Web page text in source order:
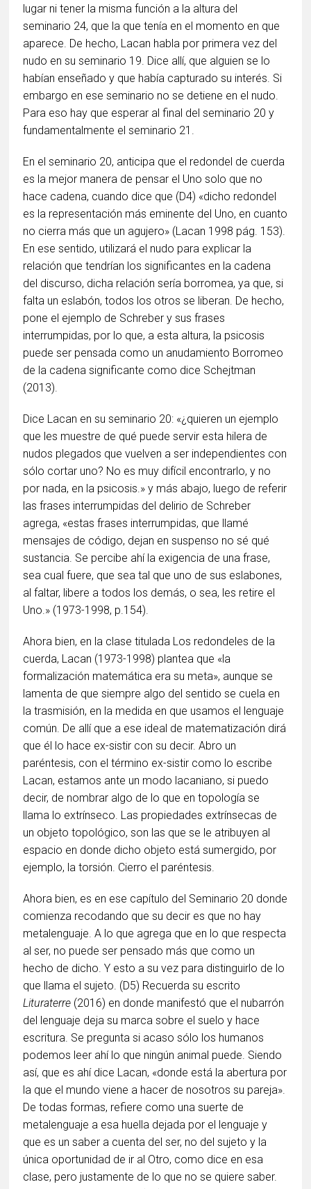
lugar ni tener la misma función a la altura del
seminario 24, que la que tenía en el momento en que
aparece. De hecho, Lacan habla por primera vez del
nudo en su seminario 19. Dice allí, que alguien se lo
habían enseñado y que había capturado su interés. Si
embargo en ese seminario no se detiene en el nudo.
Para eso hay que esperar al final del seminario 20 y
fundamentalmente el seminario 21.
En el seminario 20, anticipa que el redondel de cuerda
es la mejor manera de pensar el Uno solo que no
hace cadena, cuando dice que (D4) «dicho redondel
es la representación más eminente del Uno, en cuanto
no cierra más que un agujero» (Lacan 1998 pág. 153).
En ese sentido, utilizará el nudo para explicar la
relación que tendrían los significantes en la cadena
del discurso, dicha relación sería borromea, ya que, si
falta un eslabón, todos los otros se liberan. De hecho,
pone el ejemplo de Schreber y sus frases
interrumpidas, por lo que, a esta altura, la psicosis
puede ser pensada como un anudamiento Borromeo
de la cadena significante como dice Schejtman
(2013).
Dice Lacan en su seminario 20: «¿quieren un ejemplo
que les muestre de qué puede servir esta hilera de
nudos plegados que vuelven a ser independientes con
sólo cortar uno? No es muy difícil encontrarlo, y no
por nada, en la psicosis.» y más abajo, luego de referir
las frases interrumpidas del delirio de Schreber
agrega, «estas frases interrumpidas, que llamé
mensajes de código, dejan en suspenso no sé qué
sustancia. Se percibe ahí la exigencia de una frase,
sea cual fuere, que sea tal que uno de sus eslabones,
al faltar, libere a todos los demás, o sea, les retire el
Uno.» (1973-1998, p.154).
Ahora bien, en la clase titulada Los redondeles de la
cuerda, Lacan (1973-1998) plantea que «la
formalización matemática era su meta», aunque se
lamenta de que siempre algo del sentido se cuela en
la trasmisión, en la medida en que usamos el lenguaje
común. De allí que a ese ideal de matematización dirá
que él lo hace ex-sistir con su decir. Abro un
paréntesis, con el término ex-sistir como lo escribe
Lacan, estamos ante un modo lacaniano, si puedo
decir, de nombrar algo de lo que en topología se
llama lo extrínseco. Las propiedades extrínsecas de
un objeto topológico, son las que se le atribuyen al
espacio en donde dicho objeto está sumergido, por
ejemplo, la torsión. Cierro el paréntesis.
Ahora bien, es en ese capítulo del Seminario 20 donde
comienza recodando que su decir es que no hay
metalenguaje. A lo que agrega que en lo que respecta
al ser, no puede ser pensado más que como un
hecho de dicho. Y esto a su vez para distinguirlo de lo
que llama el sujeto. (D5) Recuerda su escrito
Lituraterre (2016) en donde manifestó que el nubarrón
del lenguaje deja su marca sobre el suelo y hace
escritura. Se pregunta si acaso sólo los humanos
podemos leer ahí lo que ningún animal puede. Siendo
así, que es ahí dice Lacan, «donde está la abertura por
la que el mundo viene a hacer de nosotros su pareja».
De todas formas, refiere como una suerte de
metalenguaje a esa huella dejada por el lenguaje y
que es un saber a cuenta del ser, no del sujeto y la
única oportunidad de ir al Otro, como dice en esa
clase, pero justamente de lo que no se quiere saber.